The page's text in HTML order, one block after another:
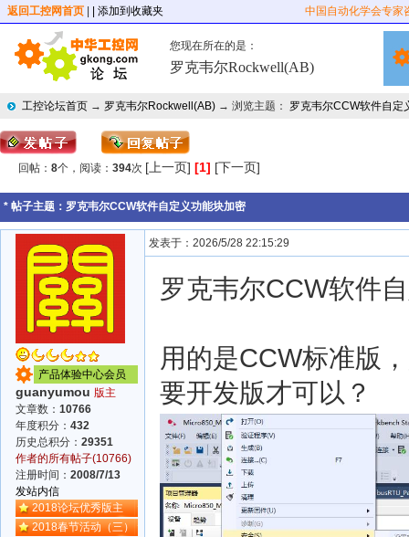
返回工控网首页 | 添加到收藏夹 中国自动化学会专家
您现在所在的是：
罗克韦尔Rockwell(AB)
工控论坛首页 → 罗克韦尔Rockwell(AB) → 浏览主题： 罗克韦尔CCW软件自定
回帖： 8个，阅读： 394次 [上一页] [1] [下一页]
* 帖子主题： 罗克韦尔CCW软件自定义功能块加密
产品体验中心会员
guanyumou 版主
文章数： 10766
年度积分： 432
历史总积分： 29351
作者的所有帖子(10766)
注册时间： 2008/7/13
发站内信
2018论坛优秀版主
2018春节活动（三）
发表于：2026/5/28 22:15:29
罗克韦尔CCW软件
用的是CCW标准版
要开发版才可以？